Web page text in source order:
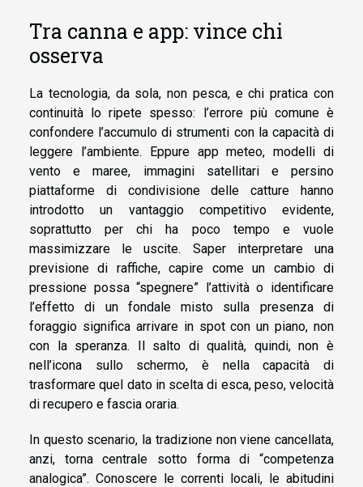
Tra canna e app: vince chi
osserva
La tecnologia, da sola, non pesca, e chi pratica con
continuità lo ripete spesso: l’errore più comune è
confondere l’accumulo di strumenti con la capacità di
leggere l’ambiente. Eppure app meteo, modelli di
vento e maree, immagini satellitari e persino
piattaforme di condivisione delle catture hanno
introdotto un vantaggio competitivo evidente,
soprattutto per chi ha poco tempo e vuole
massimizzare le uscite. Saper interpretare una
previsione di raffiche, capire come un cambio di
pressione possa “spegnere” l’attività o identificare
l’effetto di un fondale misto sulla presenza di
foraggio significa arrivare in spot con un piano, non
con la speranza. Il salto di qualità, quindi, non è
nell’icona sullo schermo, è nella capacità di
trasformare quel dato in scelta di esca, peso, velocità
di recupero e fascia oraria.
In questo scenario, la tradizione non viene cancellata,
anzi, torna centrale sotto forma di “competenza
analogica”. Conoscere le correnti locali, le abitudini